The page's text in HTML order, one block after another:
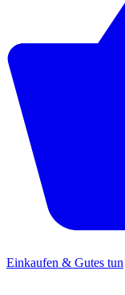
Einkaufen & Gutes tun